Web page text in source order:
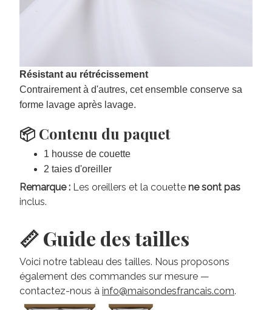
Résistant au rétrécissement
Contrairement à d'autres, cet ensemble conserve sa
forme lavage après lavage.
📦 Contenu du paquet
1 housse de couette
2 taies d'oreiller
Remarque : Les oreillers et la couette ne sont pas
inclus.
📏 Guide des tailles
Voici notre tableau des tailles. Nous proposons
également des commandes sur mesure —
contactez-nous à info@maisondesfrancais.com.